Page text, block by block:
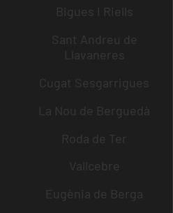
Bigues i Riells
Sant Andreu de
Llavaneres
Cugat Sesgarrigues
La Nou de Berguedà
Roda de Ter
Vallcebre
Eugènia de Berga